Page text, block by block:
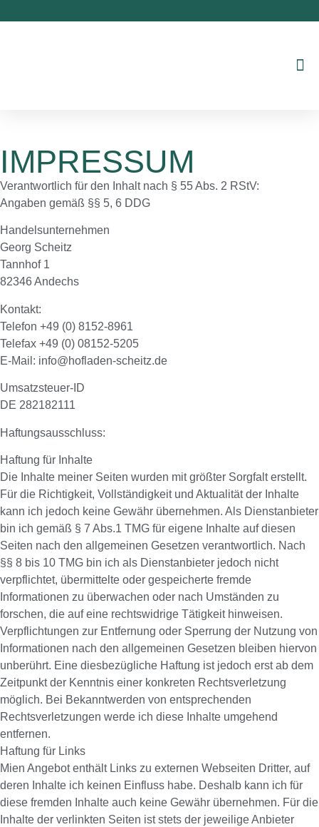
IMPRESSUM
Verantwortlich für den Inhalt nach § 55 Abs. 2 RStV:
Angaben gemäß §§ 5, 6 DDG
Handelsunternehmen
Georg Scheitz
Tannhof 1
82346 Andechs
Kontakt:
Telefon +49 (0) 8152-8961
Telefax +49 (0) 08152-5205
E-Mail: info@hofladen-scheitz.de
Umsatzsteuer-ID
DE 282182111
Haftungsausschluss:
Haftung für Inhalte
Die Inhalte meiner Seiten wurden mit größter Sorgfalt erstellt.
Für die Richtigkeit, Vollständigkeit und Aktualität der Inhalte
kann ich jedoch keine Gewähr übernehmen. Als Dienstanbieter
bin ich gemäß § 7 Abs.1 TMG für eigene Inhalte auf diesen
Seiten nach den allgemeinen Gesetzen verantwortlich. Nach
§§ 8 bis 10 TMG bin ich als Dienstanbieter jedoch nicht
verpflichtet, übermittelte oder gespeicherte fremde
Informationen zu überwachen oder nach Umständen zu
forschen, die auf eine rechtswidrige Tätigkeit hinweisen.
Verpflichtungen zur Entfernung oder Sperrung der Nutzung von
Informationen nach den allgemeinen Gesetzen bleiben hiervon
unberührt. Eine diesbezügliche Haftung ist jedoch erst ab dem
Zeitpunkt der Kenntnis einer konkreten Rechtsverletzung
möglich. Bei Bekanntwerden von entsprechenden
Rechtsverletzungen werde ich diese Inhalte umgehend
entfernen.
Haftung für Links
Mien Angebot enthält Links zu externen Webseiten Dritter, auf
deren Inhalte ich keinen Einfluss habe. Deshalb kann ich für
diese fremden Inhalte auch keine Gewähr übernehmen. Für die
Inhalte der verlinkten Seiten ist stets der jeweilige Anbieter